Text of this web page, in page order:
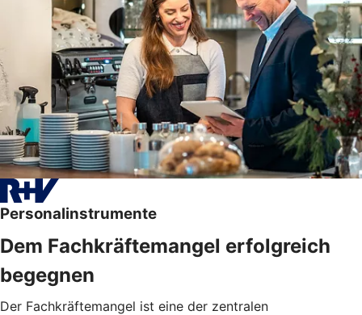
Personalinstrumente
Dem Fachkräftemangel erfolgreich
begegnen
Der Fachkräftemangel ist eine der zentralen